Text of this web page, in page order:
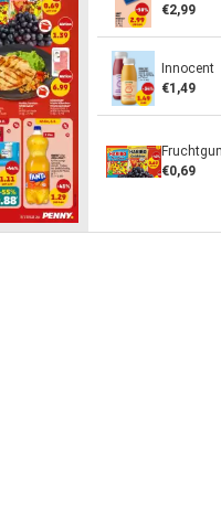
€2,99
Innocent
€1,49
€0,69